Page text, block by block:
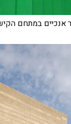
אנכיים במתחם